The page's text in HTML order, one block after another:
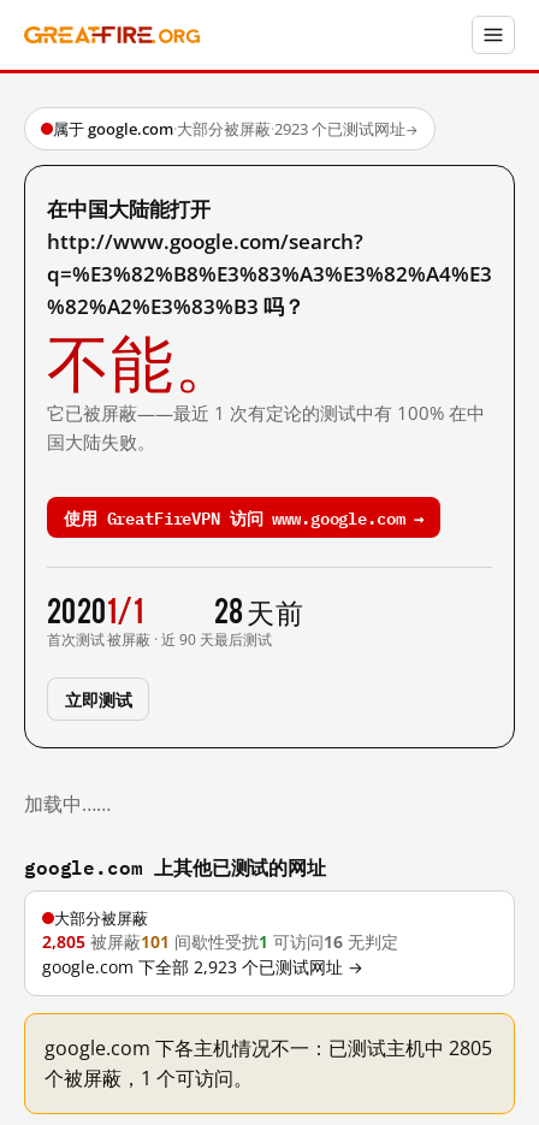
属于 google.com·大部分被屏蔽·2923 个已测试网址→
在中国大陆能打开
http://www.google.com/search?
q=%E3%82%B8%E3%83%A3%E3%82%A4%E3
%82%A2%E3%83%B3 吗？
不能。
它已被屏蔽——最近 1 次有定论的测试中有 100% 在中
国大陆失败。
使用 GreatFireVPN 访问 www.google.com →
2020
首次测试
1/1
被屏蔽 · 近 90 天
28 天前
最后测试
立即测试
加载中……
google.com 上其他已测试的网址
大部分被屏蔽
2,805 被屏蔽101 间歇性受扰1 可访问16 无判定
google.com 下全部 2,923 个已测试网址 →
google.com 下各主机情况不一：已测试主机中 2805
个被屏蔽，1 个可访问。